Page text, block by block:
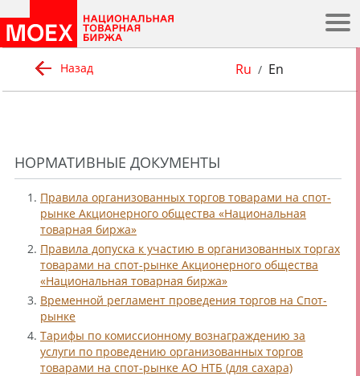
Назад Ru / En
НОРМАТИВНЫЕ ДОКУМЕНТЫ
1. Правила организованных торгов товарами на спот-
рынке Акционерного общества «Национальная
товарная биржа»
2. Правила допуска к участию в организованных торгах
товарами на спот-рынке Акционерного общества
«Национальная товарная биржа»
3. Временной регламент проведения торгов на Спот-
рынке
4. Тарифы по комиссионному вознаграждению за
услуги по проведению организованных торгов
товарами на спот-рынке АО НТБ (для сахара)